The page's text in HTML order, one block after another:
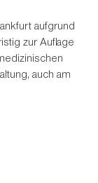
aufgrund
zur Auflage
auch am